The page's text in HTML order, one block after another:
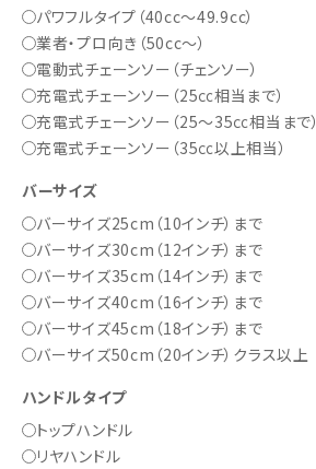
パワフルタイプ（40cc～49.9cc）
業者・プロ向き（50cc～）
電動式チェーンソー（チェンソー）
充電式チェーンソー（25㏄相当まで）
充電式チェーンソー（25～35㏄相当まで）
充電式チェーンソー（35㏄以上相当）
バーサイズ
バーサイズ25cm（10インチ）まで
バーサイズ30cm（12インチ）まで
バーサイズ35cm（14インチ）まで
バーサイズ40cm（16インチ）まで
バーサイズ45cm（18インチ）まで
バーサイズ50cm（20インチ）クラス以上
ハンドルタイプ
トップハンドル
リヤハンドル